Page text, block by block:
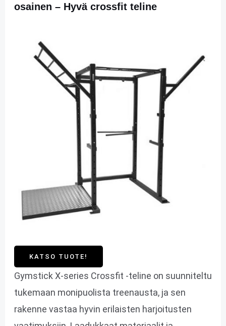
osainen – Hyvä crossfit teline
KATSO TUOTE!
Gymstick X-series Crossfit -teline on suunniteltu
tukemaan monipuolista treenausta, ja sen
rakenne vastaa hyvin erilaisten harjoitusten